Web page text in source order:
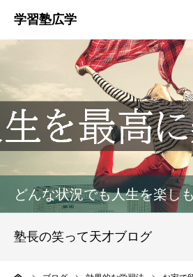
どんな状況でも人生を楽し
塾長の笑って天才ブログ
お知らせ
指導方針
HGM